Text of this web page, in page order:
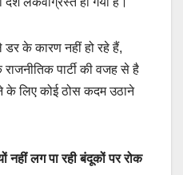
डर के कारण नहीं हो रहे हैं,
पार्टी की वजह से है
के लिए कोई ठोस कदम उठाने
नहीं लग पा रही बंदूकों पर रोक